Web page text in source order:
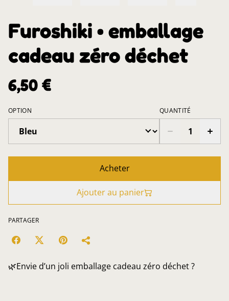
Furoshiki • emballage
cadeau zéro déchet
6,50 €
OPTION QUANTITÉ
Acheter
Ajouter au panier
PARTAGER
🌿Envie d’un joli emballage cadeau zéro déchet ?